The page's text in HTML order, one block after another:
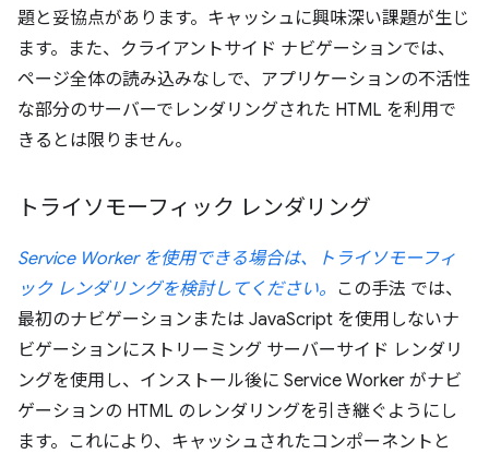
題と妥協点があります。キャッシュに興味深い課題が生じ
ます。また、クライアントサイド ナビゲーションでは、
ページ全体の読み込みなしで、アプリケーションの不活性
な部分のサーバーでレンダリングされた HTML を利用で
きるとは限りません。
トライソモーフィック レンダリング
Service Worker を使用できる場合は、トライソモーフィ
ック レンダリングを検討してください。
この手法 では、
最初のナビゲーションまたは JavaScript を使用しないナ
ビゲーションにストリーミング サーバーサイド レンダリ
ングを使用し、インストール後に Service Worker がナビ
ゲーションの HTML のレンダリングを引き継ぐようにし
ます。これにより、キャッシュされたコンポーネントと